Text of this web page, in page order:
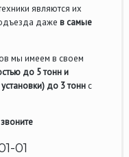
являются их
даже в самые
мы имеем в своем
до 5 тонн и
до 3 тонн с
01